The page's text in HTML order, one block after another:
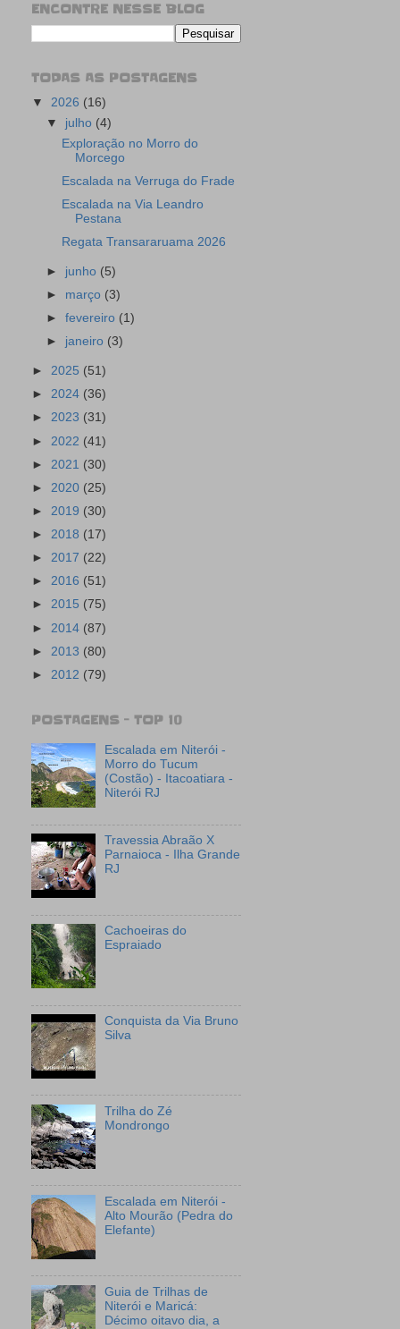
ENCONTRE NESSE BLOG
TODAS AS POSTAGENS
▼ 2026 (16)
▼ julho (4)
Exploração no Morro do
Morcego
Escalada na Verruga do Frade
Escalada na Via Leandro
Pestana
Regata Transararuama 2026
► junho (5)
► março (3)
►fevereiro (1)
► janeiro (3)
► 2025 (51)
► 2024 (36)
► 2023 (31)
► 2022 (41)
► 2021 (30)
► 2020 (25)
► 2019 (30)
► 2018 (17)
► 2017 (22)
► 2016 (51)
► 2015 (75)
► 2014 (87)
► 2013 (80)
► 2012 (79)
POSTAGENS - TOP 10
Escalada em Niterói -
Morro do Tucum
(Costão) - Itacoatiara -
Niterói RJ
Travessia Abraão X
Parnaioca - Ilha Grande
RJ
Cachoeiras do
Espraiado
Conquista da Via Bruno
Silva
Trilha do Zé
Mondrongo
Escalada em Niterói -
Alto Mourão (Pedra do
Elefante)
Guia de Trilhas de
Niterói e Maricá:
Décimo oitavo dia, a